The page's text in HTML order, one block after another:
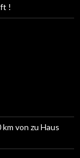
!
km von zu Haus